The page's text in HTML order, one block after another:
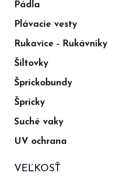
Pádla
Plávacie vesty
Rukavice - Rukávniky
Šiltovky
Šprickobundy
Špricky
Suché vaky
UV ochrana
VEĽKOSŤ